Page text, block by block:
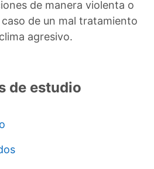
de manera violenta o
de un mal tratamiento
agresivo.
de estudio